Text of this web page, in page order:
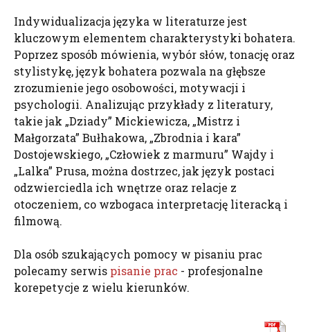
Indywidualizacja języka w literaturze jest
kluczowym elementem charakterystyki bohatera.
Poprzez sposób mówienia, wybór słów, tonację oraz
stylistykę, język bohatera pozwala na głębsze
zrozumienie jego osobowości, motywacji i
psychologii. Analizując przykłady z literatury,
takie jak „Dziady” Mickiewicza, „Mistrz i
Małgorzata” Bułhakowa, „Zbrodnia i kara”
Dostojewskiego, „Człowiek z marmuru” Wajdy i
„Lalka” Prusa, można dostrzec, jak język postaci
odzwierciedla ich wnętrze oraz relacje z
otoczeniem, co wzbogaca interpretację literacką i
filmową.
Dla osób szukających pomocy w pisaniu prac
polecamy serwis pisanie prac - profesjonalne
korepetycje z wielu kierunków.